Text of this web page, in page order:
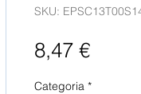
SKU:
8,47 €Preço
Categoria *